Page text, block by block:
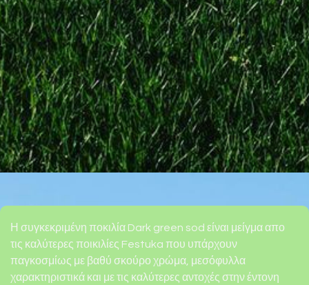
Η συγκεκριμένη ποκιλία Dark green sod είναι μείγμα απο
τις καλύτερες ποικιλίες Festuka που υπάρχουν
παγκοσμίως με βαθύ σκούρο χρώμα, μεσόφυλλα
χαρακτηριστικά και με τις καλύτερες αντοχές στην έντονη